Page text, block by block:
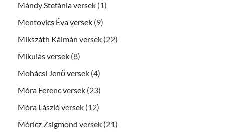
Mándy Stefánia versek (1)
Mentovics Éva versek (9)
Mikszáth Kálmán versek (22)
Mikulás versek (8)
Mohácsi Jenő versek (4)
Móra Ferenc versek (23)
Móra László versek (12)
Móricz Zsigmond versek (21)